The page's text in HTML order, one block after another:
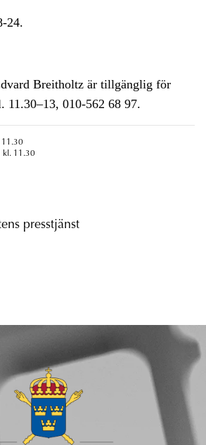
24.
Breitholtz är tillgänglig för
11.30–13, 010-562 68 97.
11.30
kl. 11.30
presstjänst